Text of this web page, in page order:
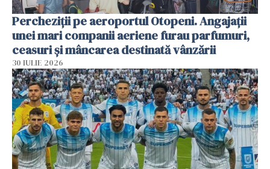
Percheziții pe aeroportul Otopeni. Angajații
unei mari companii aeriene furau parfumuri,
ceasuri și mâncarea destinată vânzării
30 IULIE 2026